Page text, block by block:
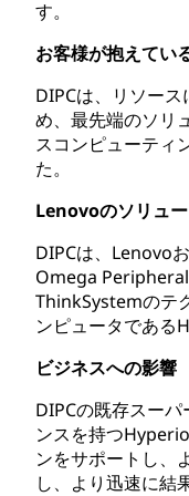
す。
お客様が抱えてい
DIPCは、リソー
め、最先端のソリ
スコンピューティ
た。
Lenovoのソリュ
DIPCは、Lenovo
Omega
ThinkSystemのテ
ンピュータである
ビジネスへの影響
DIPCの既存スー
ンスを持つ
ンをサポートし、
し、より迅速に結